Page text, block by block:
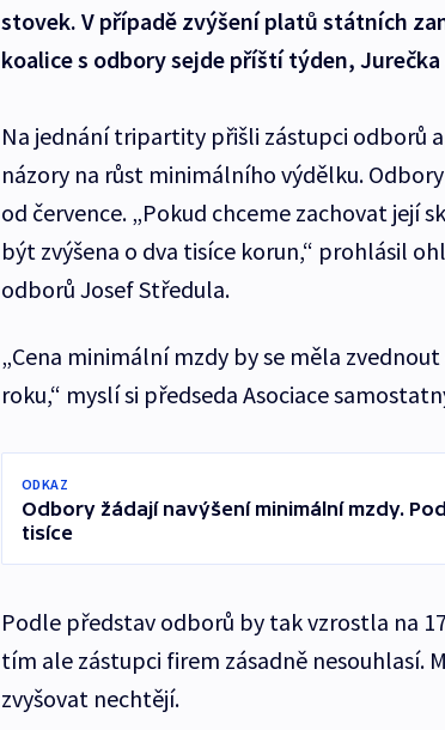
stovek. V případě zvýšení platů státních
koalice s odbory sejde příští týden,
Na jednání tripartity přišli zástupci odborů
názory na růst minimálního výdělku.
od července. „Pokud chceme zachovat její
být zvýšena o dva tisíce korun,“ prohlásil
odborů Josef Středula.
„Cena minimální mzdy by se měla
roku,“ myslí si předseda Asociace
ODKAZ
Odbory žádají navýšení minimální mzdy.
tisíce
Podle představ odborů by tak vzrostla na
tím ale zástupci firem zásadně nesouhlasí.
zvyšovat nechtějí.